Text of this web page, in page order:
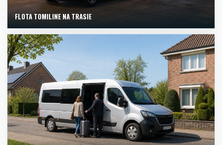
FLOTA TOMILINE NA TRASIE